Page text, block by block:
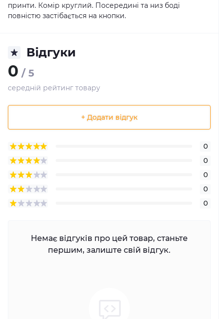
принти. Комір круглий. Посередині та низ боді
повністю застібається на кнопки.
Відгуки
0 / 5
середній рейтинг товару
+ Додати відгук
0
0
0
0
0
Немає відгуків про цей товар, станьте
першим, залиште свій відгук.